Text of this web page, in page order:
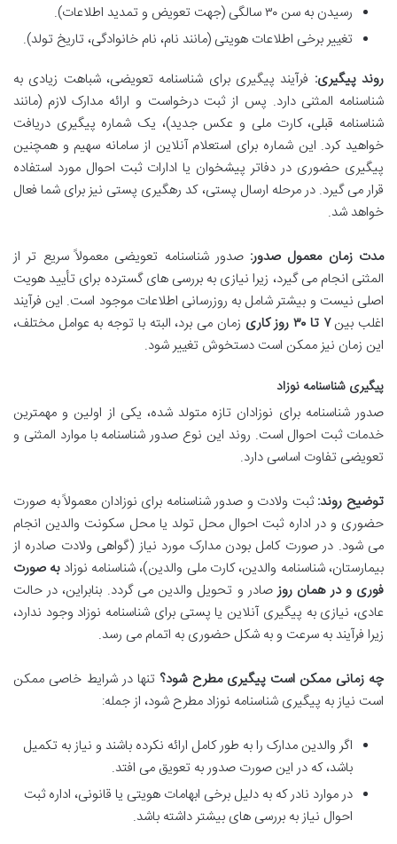
رسیدن به سن ۳۰ سالگی (جهت تعویض و تمدید اطلاعات).
تغییر برخی اطلاعات هویتی (مانند نام، نام خانوادگی، تاریخ تولد).
روند پیگیری: فرآیند پیگیری برای شناسنامه تعویضی، شباهت زیادی به
شناسنامه المثنی دارد. پس از ثبت درخواست و ارائه مدارک لازم (مانند
شناسنامه قبلی، کارت ملی و عکس جدید)، یک شماره پیگیری دریافت
خواهید کرد. این شماره برای استعلام آنلاین از سامانه سهیم و همچنین
پیگیری حضوری در دفاتر پیشخوان یا ادارات ثبت احوال مورد استفاده
قرار می گیرد. در مرحله ارسال پستی، کد رهگیری پستی نیز برای شما فعال
خواهد شد.
مدت زمان معمول صدور: صدور شناسنامه تعویضی معمولاً سریع تر از
المثنی انجام می گیرد، زیرا نیازی به بررسی های گسترده برای تأیید هویت
اصلی نیست و بیشتر شامل به روزرسانی اطلاعات موجود است. این فرآیند
اغلب بین۷ تا ۳۰ روز کاری
زمان می برد، البته با توجه به عوامل مختلف،
این زمان نیز ممکن است دستخوش تغییر شود.
پیگیری شناسنامه نوزاد
صدور شناسنامه برای نوزادان تازه متولد شده، یکی از اولین و مهمترین
خدمات ثبت احوال است. روند این نوع صدور شناسنامه با موارد المثنی و
تعویضی تفاوت اساسی دارد.
توضیح روند:ثبت ولادت و صدور شناسنامه برای نوزادان معمولاً به صورت
حضوری و در اداره ثبت احوال محل تولد یا محل سکونت والدین انجام
می شود. در صورت کامل بودن مدارک مورد نیاز (گواهی ولادت صادره از
بیمارستان، شناسنامه والدین، کارت ملی والدین)، شناسنامه نوزادبه صورت
فوری و در همان روزصادر و تحویل والدین می گردد. بنابراین، در حالت
عادی، نیازی به پیگیری آنلاین یا پستی برای شناسنامه نوزاد وجود ندارد،
زیرا فرآیند به سرعت و به شکل حضوری به اتمام می رسد.
چه زمانی ممکن است پیگیری مطرح شود؟ تنها در شرایط خاصی ممکن
است نیاز به پیگیری شناسنامه نوزاد مطرح شود، از جمله:
اگر والدین مدارک را به طور کامل ارائه نکرده باشند و نیاز به تکمیل
باشد، که در این صورت صدور به تعویق می افتد.
در موارد نادر که به دلیل برخی ابهامات هویتی یا قانونی، اداره ثبت
احوال نیاز به بررسی های بیشتر داشته باشد.